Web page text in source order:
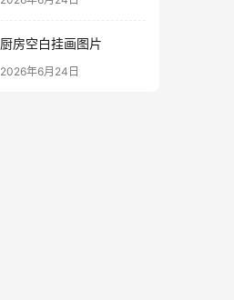
厨房空白挂画图片
2026年6月24日